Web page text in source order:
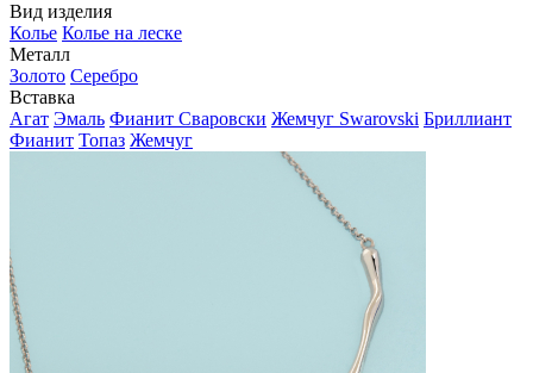
Вид изделия
Колье Колье на леске
Металл
Золото Серебро
Вставка
Агат Эмаль Фианит Сваровски Жемчуг Swarovski Бриллиант
Фианит Топаз Жемчуг